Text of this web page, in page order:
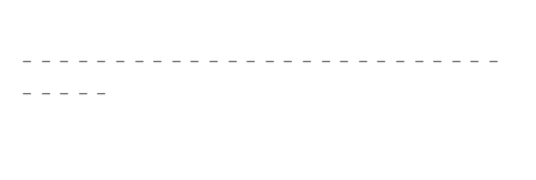
－－－－－－－－－－－－－－－－－－－－－－－－－－
－－－－－